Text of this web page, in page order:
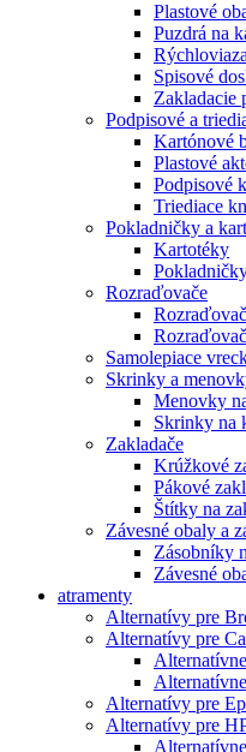
Plastové
Puzdrá na
Spisové
Zakladacie
Podpisové a
Kartónové
Plastové
Podpisové
Triediace
Pokladničky a
Kartotéky
Rozraďovače
Samolepiace
Skrinky a
Menovky
Skrinky na
Zakladače
Krúžkové
Pákové
Štítky na
Závesné obaly a
Zásobníky
Závesné
atramenty
Alternatívy pre
Alternatívy pre
Alternatívy pre
Alternatívy pre